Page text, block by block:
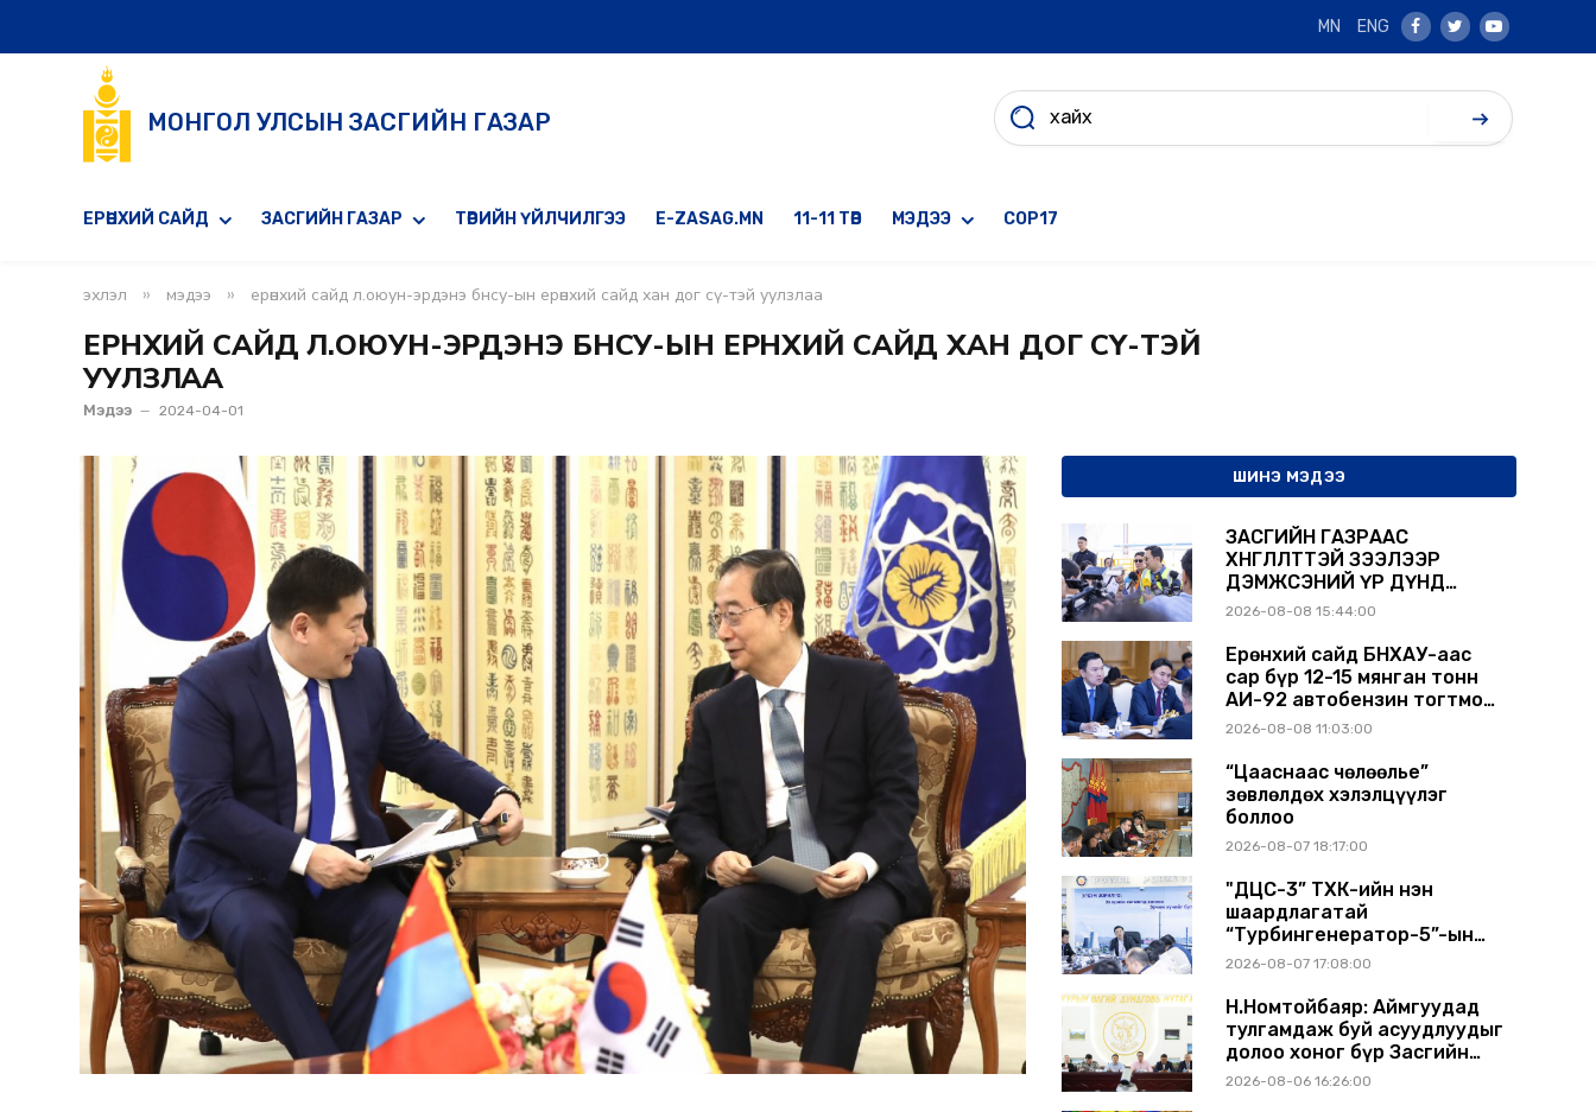
MN ENG
Facebook
TwitterYoutube
МОНГОЛ УЛСЫН ЗАСГИЙН ГАЗАР
ЕРӨНХИЙ САЙД ЗАСГИЙН ГАЗАР ТӨРИЙН ҮЙЛЧИЛГЭЭ E-ZASAG.MN 11-11 ТӨВ МЭДЭЭ COP17
эхлэл » мэдээ » ерөнхий сайд л.оюун-эрдэнэ бнсу-ын ерөнхий сайд хан дог сү-тэй уулзлаа
ЕРӨНХИЙ САЙД Л.ОЮУН-ЭРДЭНЭ БНСУ-ЫН ЕРӨНХИЙ САЙД ХАН ДОГ СҮ-ТЭЙ
УУЛЗЛАА
Мэдээ 2024-04-01
ШИНЭ МЭДЭЭ
ЗАСГИЙН ГАЗРААС
ХӨНГӨЛӨЛТТЭЙ ЗЭЭЛЭЭР
ДЭМЖСЭНИЙ ҮР ДҮНД
ШАТАХУУН ХАДГАЛАХ
АШИГЛАЛТАД ОРЖ БАЙНА
2026-08-08 15:44:00
Ерөнхий сайд БНХАУ-аас
сар бүр 12-15 мянган тонн
АИ-92 автобензин тогтмол
нийлүүлэх хүсэлт тавилаа
2026-08-08 11:03:00
“Цааснаас чөлөөлье”
зөвлөлдөх хэлэлцүүлэг
боллоо
2026-08-07 18:17:00
"ДЦС-3” ТӨХК-ийн нэн
шаардлагатай
“Турбингенератор-5”-ын
шинэчлэлийн төсвийг
2026-08-07 17:08:00
Н.Номтойбаяр: Аймгуудад
тулгамдаж буй асуудлуудыг
долоо хоног бүр Засгийн
газрын хуралдаанд
2026-08-06 16:26:00